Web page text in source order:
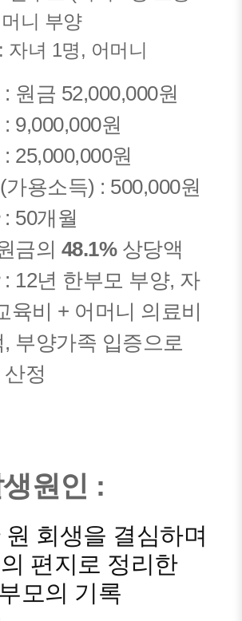
니 부양
: 자녀 1명, 어머니
: 원금 52,000,000원
: 9,000,000원
: 25,000,000원
(가용소득) : 500,000원
: 50개월
금의 48.1%상당액
: 12년 한부모 부양, 자
육비 + 어머니 의료비
부양가족 입증으로
정
원인 :
회생을 결심하며
편지로 정리한
모의 기록